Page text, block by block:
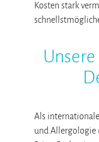
Kosten stark
Als
und Allergologie